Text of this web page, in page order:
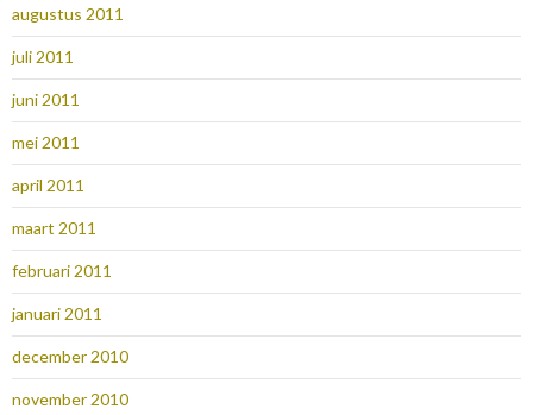
augustus 2011
juli 2011
juni 2011
mei 2011
april 2011
maart 2011
februari 2011
januari 2011
december 2010
november 2010